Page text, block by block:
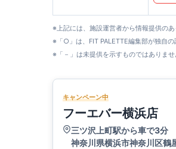
※上記には、施設運営者から情報提供の
※「○」は、FIT PALETTE編集部が独自の
※「－」は未提供を示すものではありま
キャンペーン中
フーエバー横浜店
三ツ沢上町駅から車で3分
神奈川県横浜市神奈川区